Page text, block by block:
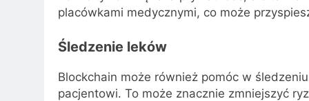
placówkami medycznymi, co może
Śledzenie leków
Blockchain może również pomóc w
pacjentowi. To może znacznie zmniejszyć